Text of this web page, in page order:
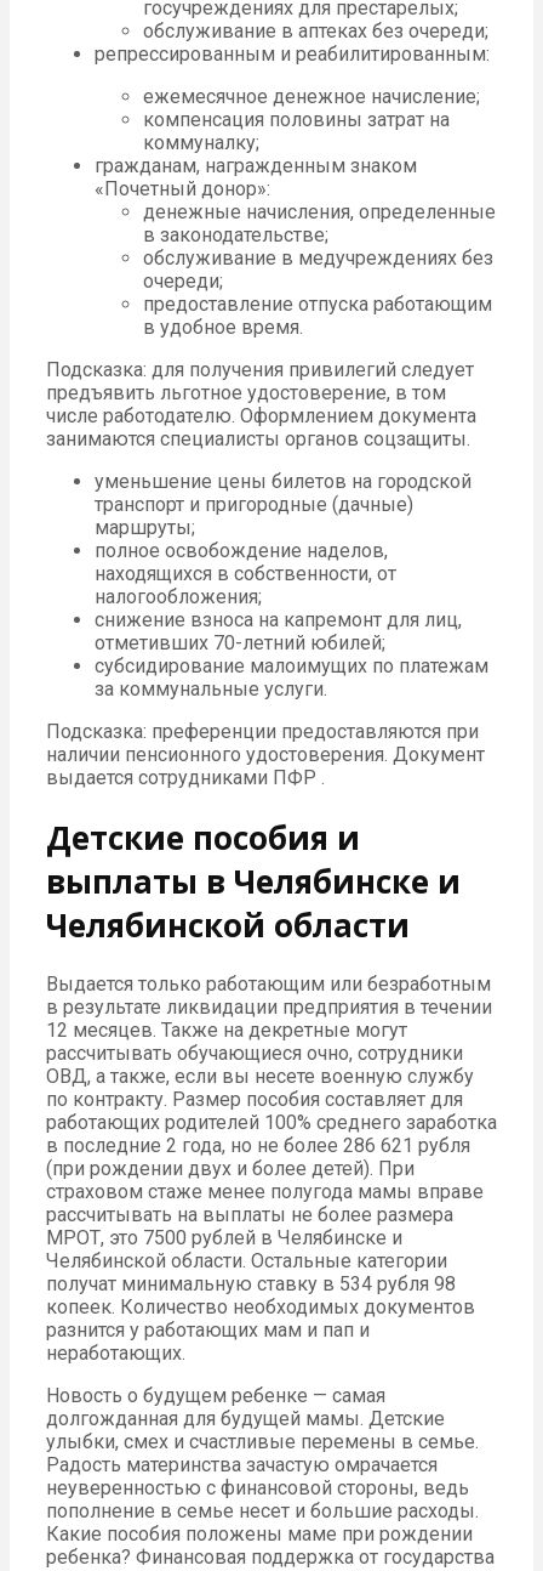
госучреждениях для престарелых;
обслуживание в аптеках без очереди;
репрессированным и реабилитированным:
ежемесячное денежное начисление;
компенсация половины затрат на
коммуналку;
гражданам, награжденным знаком
«Почетный донор»:
денежные начисления, определенные
в законодательстве;
обслуживание в медучреждениях без
очереди;
предоставление отпуска работающим
в удобное время.
Подсказка: для получения привилегий следует
предъявить льготное удостоверение, в том
числе работодателю. Оформлением документа
занимаются специалисты органов соцзащиты.
уменьшение цены билетов на городской
транспорт и пригородные (дачные)
маршруты;
полное освобождение наделов,
находящихся в собственности, от
налогообложения;
снижение взноса на капремонт для лиц,
отметивших 70-летний юбилей;
субсидирование малоимущих по платежам
за коммунальные услуги.
Подсказка: преференции предоставляются при
наличии пенсионного удостоверения. Документ
выдается сотрудниками ПФР .
Детские пособия и
выплаты в Челябинске и
Челябинской области
Выдается только работающим или безработным
в результате ликвидации предприятия в течении
12 месяцев. Также на декретные могут
рассчитывать обучающиеся очно, сотрудники
ОВД, а также, если вы несете военную службу
по контракту. Размер пособия составляет для
работающих родителей 100% среднего заработка
в последние 2 года, но не более 286 621 рубля
(при рождении двух и более детей). При
страховом стаже менее полугода мамы вправе
рассчитывать на выплаты не более размера
МРОТ, это 7500 рублей в Челябинске и
Челябинской области. Остальные категории
получат минимальную ставку в 534 рубля 98
копеек. Количество необходимых документов
разнится у работающих мам и пап и
неработающих.
Новость о будущем ребенке — самая
долгожданная для будущей мамы. Детские
улыбки, смех и счастливые перемены в семье.
Радость материнства зачастую омрачается
неуверенностью с финансовой стороны, ведь
пополнение в семье несет и большие расходы.
Какие пособия положены маме при рождении
ребенка? Финансовая поддержка от государства